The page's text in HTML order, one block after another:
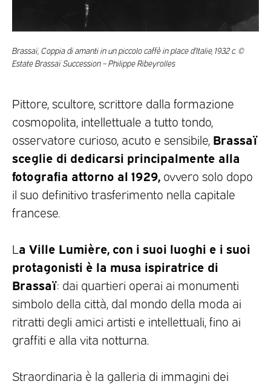
Brassaï, Coppia di amanti in un piccolo caffè in place d’Italie, 1932 c. ©
Estate Brassaï Succession – Philippe Ribeyrolles
Pittore, scultore, scrittore dalla formazione
cosmopolita, intellettuale a tutto tondo,
osservatore curioso, acuto e sensibile, Brassaï
sceglie di dedicarsi principalmente alla
fotografia attorno al 1929, ovvero solo dopo
il suo definitivo trasferimento nella capitale
francese.
L a Ville Lumière, con i suoi luoghi e i suoi
protagonisti è la musa ispiratrice di
Brassaï: dai quartieri operai ai monumenti
simbolo della città, dal mondo della moda ai
ritratti degli amici artisti e intellettuali, fino ai
graffiti e alla vita notturna.
Straordinaria è la galleria di immagini dei